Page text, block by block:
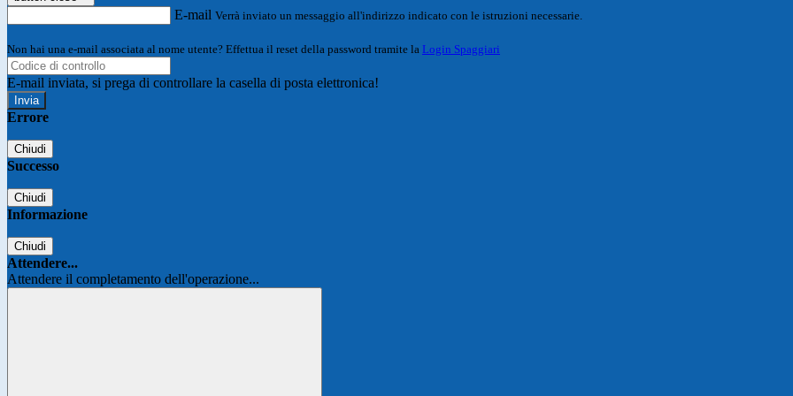
E-mail Verrà inviato un messaggio all'indirizzo indicato con le istruzioni necessarie.
Non hai una e-mail associata al nome utente? Effettua il reset della password tramite la Login Spaggiari
E-mail inviata, si prega di controllare la casella di posta elettronica!
Errore
Chiudi
Successo
Chiudi
Informazione
Chiudi
Attendere...
Attendere il completamento dell'operazione...